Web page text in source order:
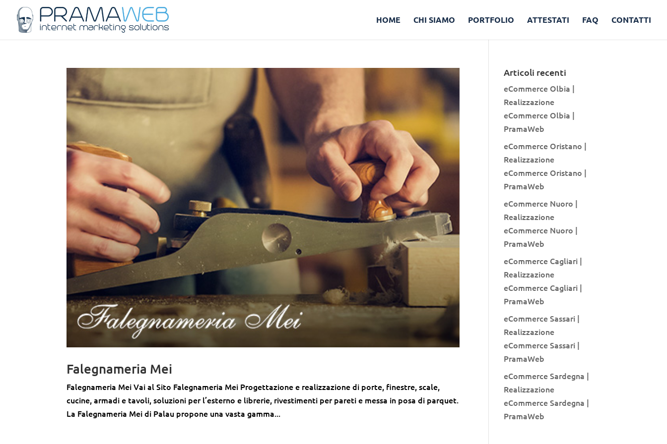
HOME CHI SIAMO PORTFOLIO ATTESTATI FAQ CONTATTI
Falegnameria Mei
Falegnameria Mei Vai al Sito Falegnameria Mei Progettazione e realizzazione di porte, finestre, scale,
cucine, armadi e tavoli, soluzioni per l’esterno e librerie, rivestimenti per pareti e messa in posa di parquet.
La Falegnameria Mei di Palau propone una vasta gamma...
Articoli recenti
eCommerce Olbia |
Realizzazione
eCommerce Olbia |
PramaWeb
eCommerce Oristano |
Realizzazione
eCommerce Oristano |
PramaWeb
eCommerce Nuoro |
Realizzazione
eCommerce Nuoro |
PramaWeb
eCommerce Cagliari |
Realizzazione
eCommerce Cagliari |
PramaWeb
eCommerce Sassari |
Realizzazione
eCommerce Sassari |
PramaWeb
eCommerce Sardegna |
Realizzazione
eCommerce Sardegna |
PramaWeb